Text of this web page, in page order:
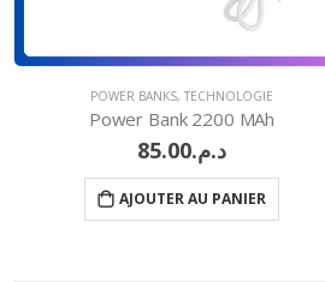
POWER BANKS, TECHNOLOGIE
Power Bank 2200 MAh
د.م.85.00
AJOUTER AU PANIER